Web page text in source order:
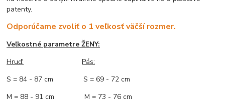
patenty.
Odporúčame zvoliť o 1 veľkosť väčší rozmer.
Veľkostné parametre ŽENY:
Hruď:
Pás:
S = 84 - 87 cm S = 69 - 72 cm
M = 88 - 91 cm M = 73 - 76 cm